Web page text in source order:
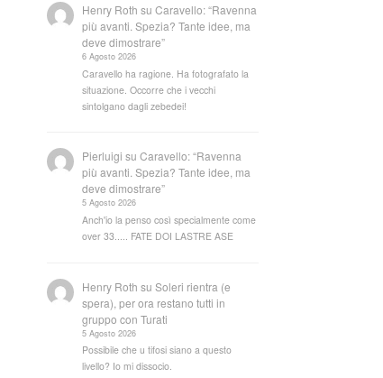
Henry Roth suCaravello: “Ravenna
più avanti. Spezia? Tante idee, ma
deve dimostrare”
6 Agosto 2026
Caravello ha ragione. Ha fotografato la
situazione. Occorre che i vecchi
sintolgano dagli zebedei!
Pierluigi suCaravello: “Ravenna
più avanti. Spezia? Tante idee, ma
deve dimostrare”
5 Agosto 2026
Anch'io la penso così specialmente come
over 33..... FATE DOI LASTRE ASE
Henry Roth suSoleri rientra (e
spera), per ora restano tutti in
gruppo con Turati
5 Agosto 2026
Possibile che u tifosi siano a questo
livello? Io mi dissocio.